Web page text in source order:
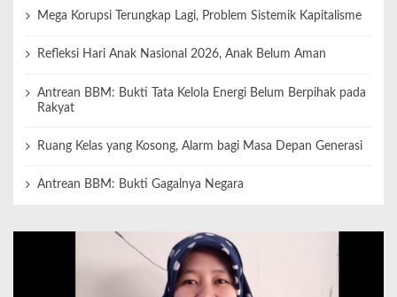
Mega Korupsi Terungkap Lagi, Problem Sistemik Kapitalisme
Refleksi Hari Anak Nasional 2026, Anak Belum Aman
Antrean BBM: Bukti Tata Kelola Energi Belum Berpihak pada
Rakyat
Ruang Kelas yang Kosong, Alarm bagi Masa Depan Generasi
Antrean BBM: Bukti Gagalnya Negara